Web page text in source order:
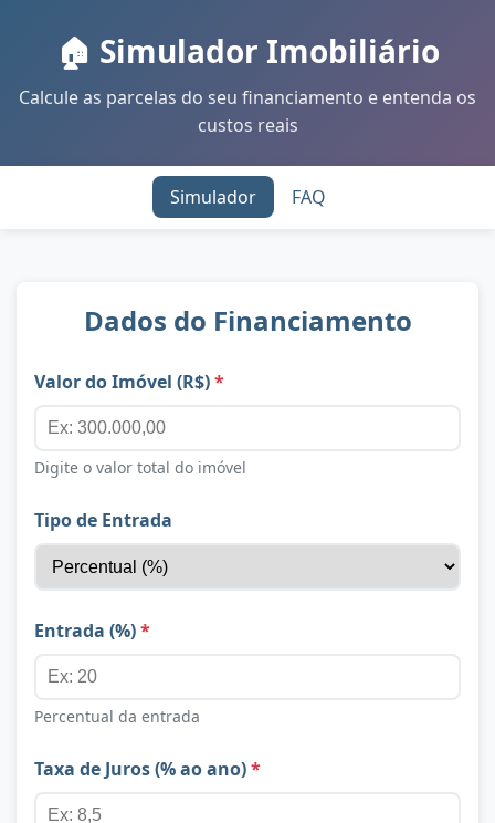
🏠 Simulador Imobiliário
Calcule as parcelas do seu financiamento e entenda os
custos reais
Simulador FAQ
Dados do Financiamento
Valor do Imóvel (R$)*
Digite o valor total do imóvel
Tipo de Entrada
Entrada (%)*
Percentual da entrada
Taxa de Juros (% ao ano)*